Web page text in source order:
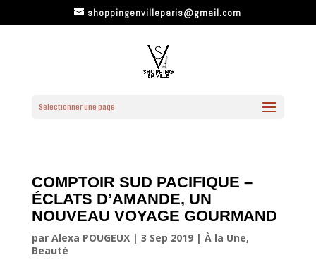
shoppingenvilleparis@gmail.com
Sélectionner une page
COMPTOIR SUD PACIFIQUE –
ÉCLATS D’AMANDE, UN
NOUVEAU VOYAGE GOURMAND
par Alexa POUGEUX| 3 Sep 2019| À la Une,
Beauté